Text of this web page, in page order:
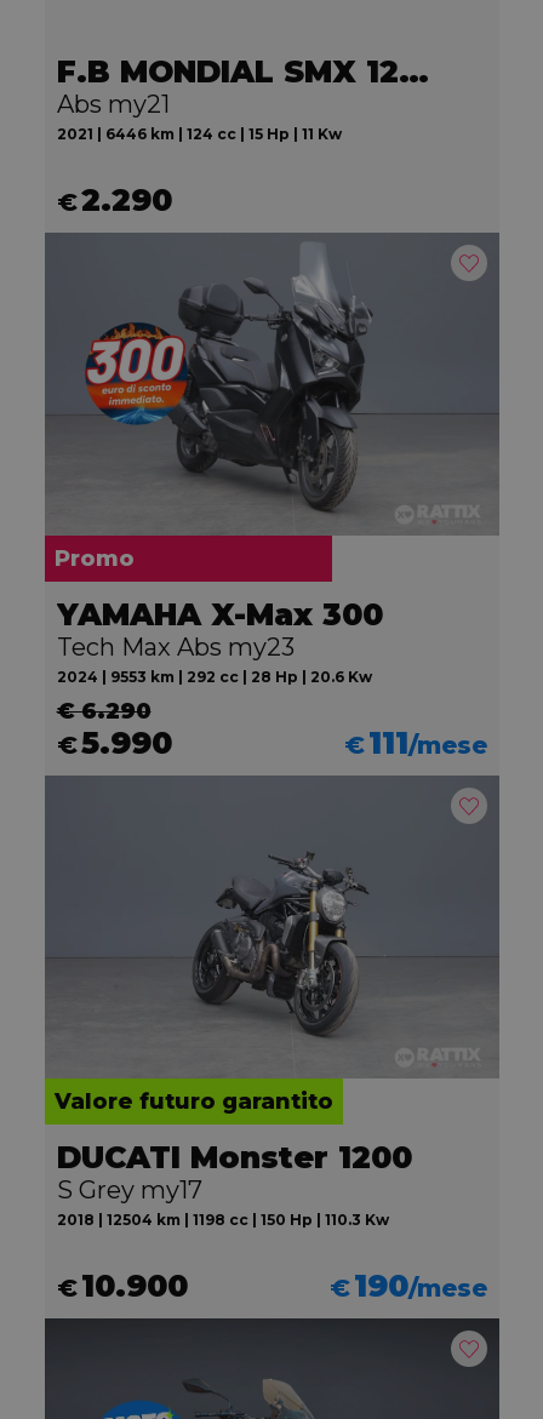
F.B MONDIAL SMX 125 Motard
Abs my21
2021 | 6446 km | 124 cc | 15 Hp | 11 Kw
€2.290
Promo
YAMAHA X-Max 300
Tech Max Abs my23
2024 | 9553 km | 292 cc | 28 Hp | 20.6 Kw
€ 6.290
€5.990 €111/mese
Valore futuro garantito
DUCATI Monster 1200
S Grey my17
2018 | 12504 km | 1198 cc | 150 Hp | 110.3 Kw
€10.900 €190/mese